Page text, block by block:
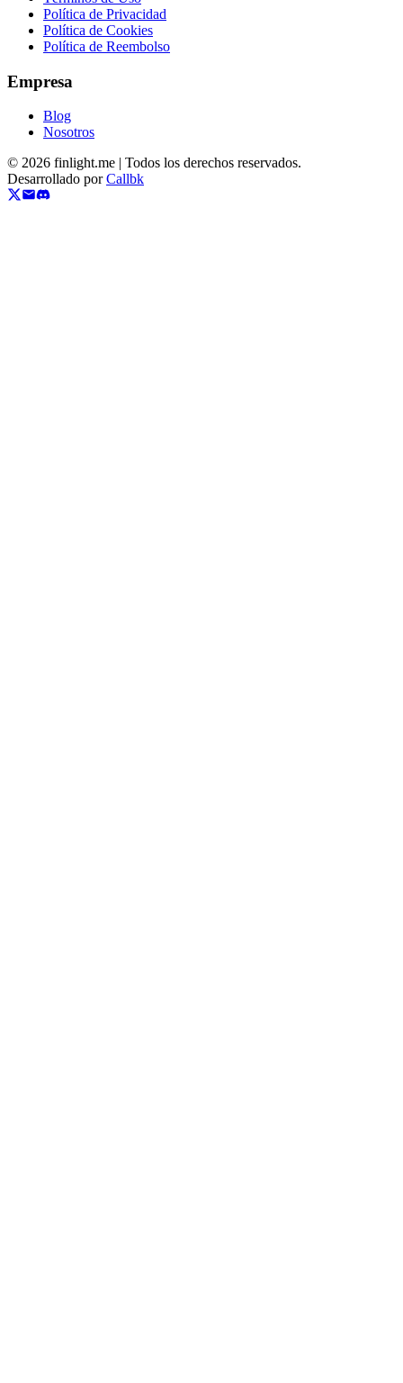
Política de Privacidad
Política de Cookies
Política de Reembolso
Empresa
Blog
Nosotros
© 2026 finlight.me | Todos los derechos reservados.
Desarrollado porCallbk